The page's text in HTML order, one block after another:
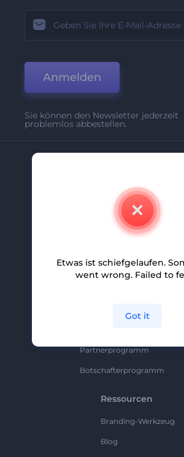
Anmelden
Sie können den Newsletter jederzeit
problemlos abbestellen.
Partnerprogramm
Partnerprogramm
Botschafterprogramm
Ressourcen
Branding-Werkzeug
Blog
Etwas ist schiefgelaufen.
went wrong. Failed to
Got it